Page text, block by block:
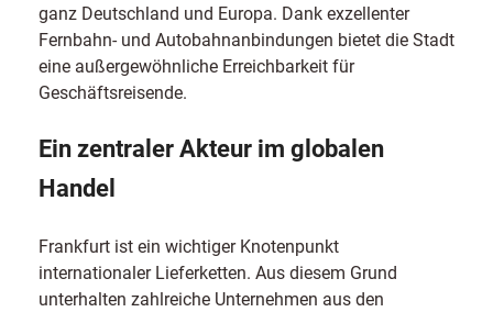
ganz Deutschland und Europa. Dank exzellenter
Fernbahn- und Autobahnanbindungen bietet die Stadt
eine außergewöhnliche Erreichbarkeit für
Geschäftsreisende.
Ein zentraler Akteur im globalen
Handel
Frankfurt ist ein wichtiger Knotenpunkt
internationaler Lieferketten. Aus diesem Grund
unterhalten zahlreiche Unternehmen aus den